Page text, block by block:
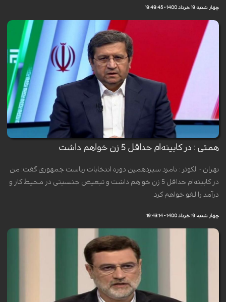
چهار شنبه 19 خرداد 1400 - 19:49:45
همتی : در کابینه‌ام حداقل 5 زن خواهم داشت
تهران - الکوثر : نامزد سیزدهمین دوره انتخابات ریاست جمهوری گفت: من
در کابینه‌ام حداقل 5 زن خواهم داشت و تبعیض جنسیتی در محیط کار و
درآمد را لغو خواهم کرد.
چهار شنبه 19 خرداد 1400 - 19:43:14